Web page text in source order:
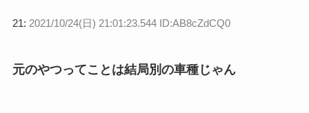
21: 2021/10/24(日) 21:01:23.544 ID:AB8cZdCQ0
元のやつってことは結局別の車種じゃん